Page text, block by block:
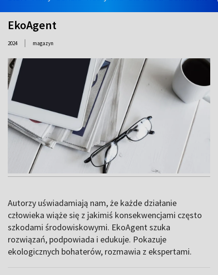
EkoAgent
2024 | magazyn
Autorzy uświadamiają nam, że każde działanie
człowieka wiąże się z jakimiś konsekwencjami często
szkodami środowiskowymi. EkoAgent szuka
rozwiązań, podpowiada i edukuje. Pokazuje
ekologicznych bohaterów, rozmawia z ekspertami.